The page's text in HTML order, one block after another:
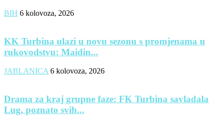
BIH 6 kolovoza, 2026
KK Turbina ulazi u novu sezonu s promjenama u
rukovodstvu: Maidin...
JABLANICA 6 kolovoza, 2026
Drama za kraj grupne faze: FK Turbina savladala
Lug, poznato svih...